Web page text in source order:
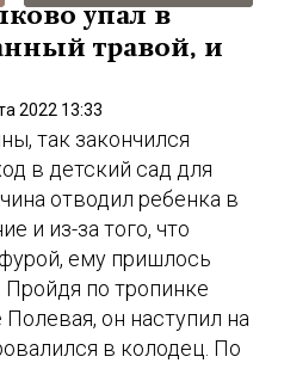
упал в
травой, и
2022 13:33
так закончился
в детский сад для
отводил ребенка в
и из-за того, что
ему пришлось
Пройдя по тропинке
он наступил на
в колодец. По